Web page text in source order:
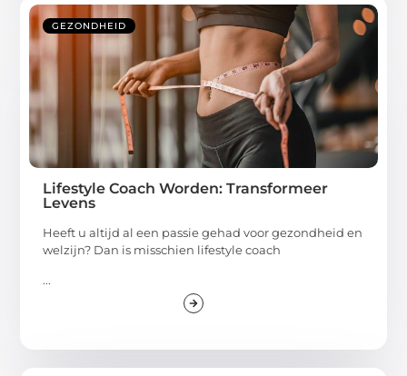
GEZONDHEID
Lifestyle Coach Worden: Transformeer
Levens
Heeft u altijd al een passie gehad voor gezondheid en
welzijn? Dan is misschien lifestyle coach
...